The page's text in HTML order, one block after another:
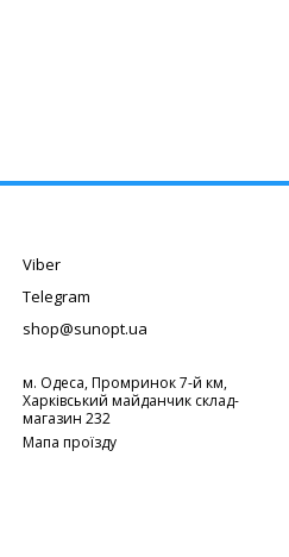
Viber
Telegram
shop@sunopt.ua
м. Одеса, Промринок 7-й км,
Харківський майданчик склад-
магазин 232
Мапа проїзду